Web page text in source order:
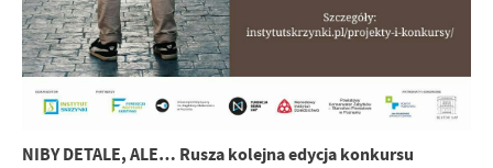
NIBY DETALE, ALE… Rusza kolejna edycja konkursu